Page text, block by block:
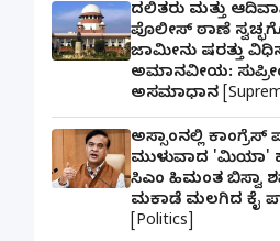
ದಲಿತರು ಮತ್ತು
ಪೊಲೀಸ್ ಠಾಣೆ
ಜಾಮೀನು ಷರತ್ತು
ಅಮಾನವೀಯ:
ಅಸಮಾಧಾನ
ಅಸ್ಸಾಂನಲ್ಲಿ ಕಾಂಗ್ರೆಸ್
ಮುಳುವಾದ 'ಮಿಯಾ'
ಸಿಎಂ ಹಿಮಂತ ಬಿಸ್ವಾ
ಮಕಾಡೆ ಮಲಗಿದ ಕೈ
[Politics]